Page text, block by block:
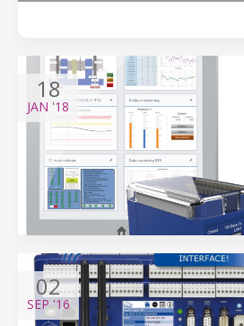
18
JAN '18
02
SEP '16